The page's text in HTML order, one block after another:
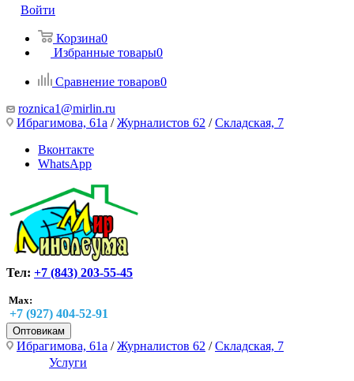
Войти
Корзина0
Избранные товары0
Сравнение товаров0
roznica1@mirlin.ru
Ибрагимова, 61а /Журналистов 62 /Складская, 7
Вконтакте
WhatsApp
Тел: +7 (843) 203-55-45
Max:
+7 (927) 404-52-91
Оптовикам
Ибрагимова, 61а /Журналистов 62 /Складская, 7
Услуги